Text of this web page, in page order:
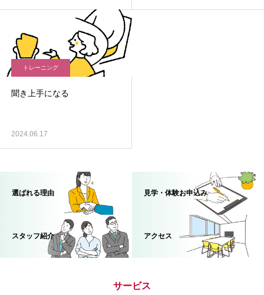
トレーニング
聞き上手になる
2024.06.17
選ばれる理由 見学・体験お申込み
スタッフ紹介 アクセス
サービス